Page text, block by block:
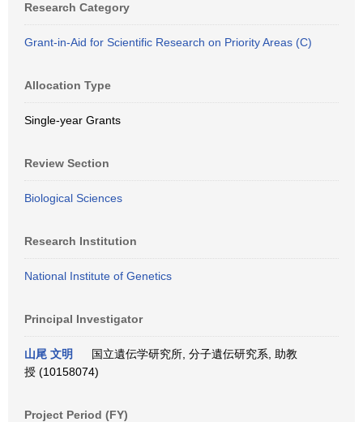
Research Category
Grant-in-Aid for Scientific Research on Priority Areas (C)
Allocation Type
Single-year Grants
Review Section
Biological Sciences
Research Institution
National Institute of Genetics
Principal Investigator
山尾 文明
国立遺伝学研究所, 分子遺伝研究系, 助教
授 (10158074)
Project Period (FY)